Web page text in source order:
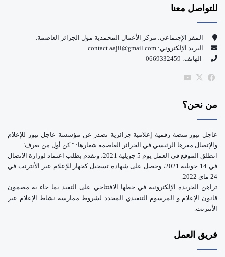
و
ك
للتواصل معنا
المقر الإجتماعي: مركز الأعمال المحمدية مول الجزائر العاصمة.
البريد الإلكتروني: contact.aajil@gmail.com
الهاتف: 0669332459
فيسبوك
‫X
من نحن؟
عاجل نيوز منصة رقمية إعلامية جزائرية تصدر عن مؤسسة عاجل نيوز للإعلام
والإتصال مقرها الرئيسي في الجزائر العاصمة شعارها: " كن أول من يعرف".
انطلق الموقع في العمل يوم 5 جويلية 2021، وتقدم بطلب اعتماد لوزارة الاتصال
في 14 جويلية 2021، وحصل على شهادة تسجيل كجهاز للإعلام عبر الأنترنت في
24 ماي 2022.
تراهن الجريدة الإلكترونية في خطها الافتتاحي على التقيد بما جاء به مضمون
قانون الإعلام و المرسوم التنفيذي المحدد لشروط ممارسة نشاط الإعلام عبر
الأنترنت.
فريق العمل